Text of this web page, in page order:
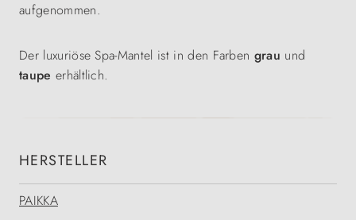
aufgenommen.
Der luxuriöse Spa-Mantel ist in den Farben grau und
taupe erhältlich.
HERSTELLER
PAIKKA